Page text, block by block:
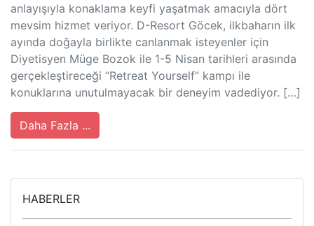
anlayışıyla konaklama keyfi yaşatmak amacıyla dört
mevsim hizmet veriyor. D-Resort Göcek, ilkbaharın ilk
ayında doğayla birlikte canlanmak isteyenler için
Diyetisyen Müge Bozok ile 1-5 Nisan tarihleri arasında
gerçekleştireceği “Retreat Yourself” kampı ile
konuklarına unutulmayacak bir deneyim vadediyor. […]
Daha Fazla ...
HABERLER